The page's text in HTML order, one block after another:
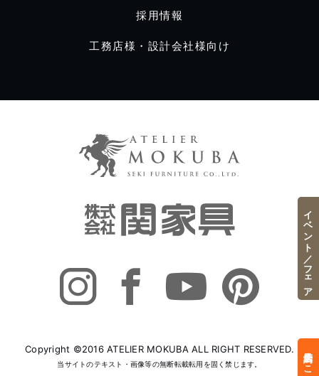
採用情報
工務店様・設計会社様向け
Copyright ©2016 ATELIER MOKUBA ALL RIGHT RESERVED.
当サイトのテキスト・画像等の無断転載転用を固く禁じます。
イベント／フェア